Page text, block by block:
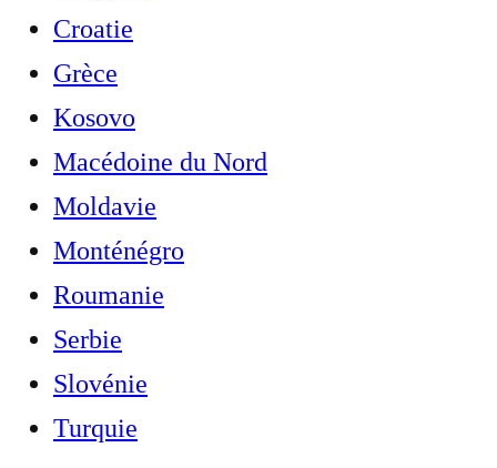
Croatie
Grèce
Kosovo
Macédoine du Nord
Moldavie
Monténégro
Roumanie
Serbie
Slovénie
Turquie